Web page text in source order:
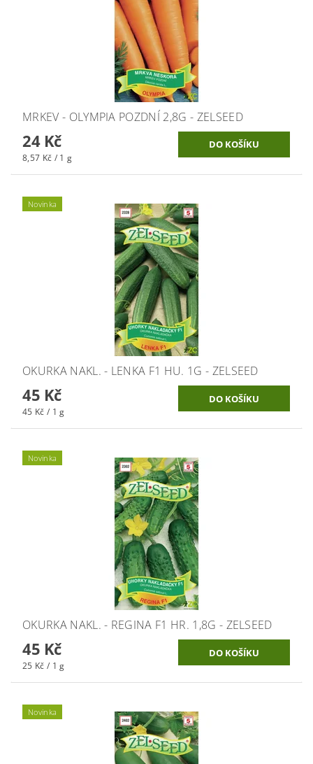
MRKEV - OLYMPIA POZDNÍ 2,8G - ZELSEED
24 Kč
8,57 Kč / 1 g
Novinka
OKURKA NAKL. - LENKA F1 HU. 1G - ZELSEED
45 Kč
45 Kč / 1 g
Novinka
OKURKA NAKL. - REGINA F1 HR. 1,8G - ZELSEED
45 Kč
25 Kč / 1 g
Novinka